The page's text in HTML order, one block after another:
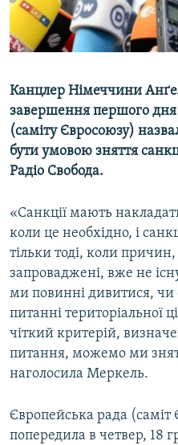
ВІДЕОУРОКИ «ELIFBE»
СВІДЧЕННЯ ОКУПАЦІЇ
ІНФОГРАФІКА
Русский
Qırımtatar
ДОЛУЧАЙСЯ!
Усі сайти RFE/RL
Канцлер Німеччини
завершення першого дня
(саміту Євросоюзу)
бути умовою зняття
Радіо Свобода.
«Санкції мають
коли це необхідно, і
тільки тоді, коли
запроваджені, вже не
ми повинні дивитися, чи
питанні територіальної
чіткий критерій,
питання, можемо ми
наголосила Меркель.
Європейська рада (саміт
попередила в четвер, 18